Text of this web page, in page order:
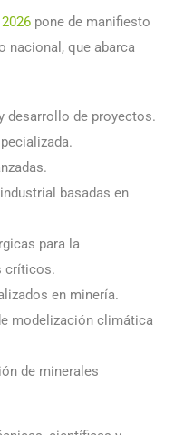
pone de manifiesto
nacional, que abarca
desarrollo de proyectos.
basadas en
para la
críticos.
en minería.
modelización climática
de minerales